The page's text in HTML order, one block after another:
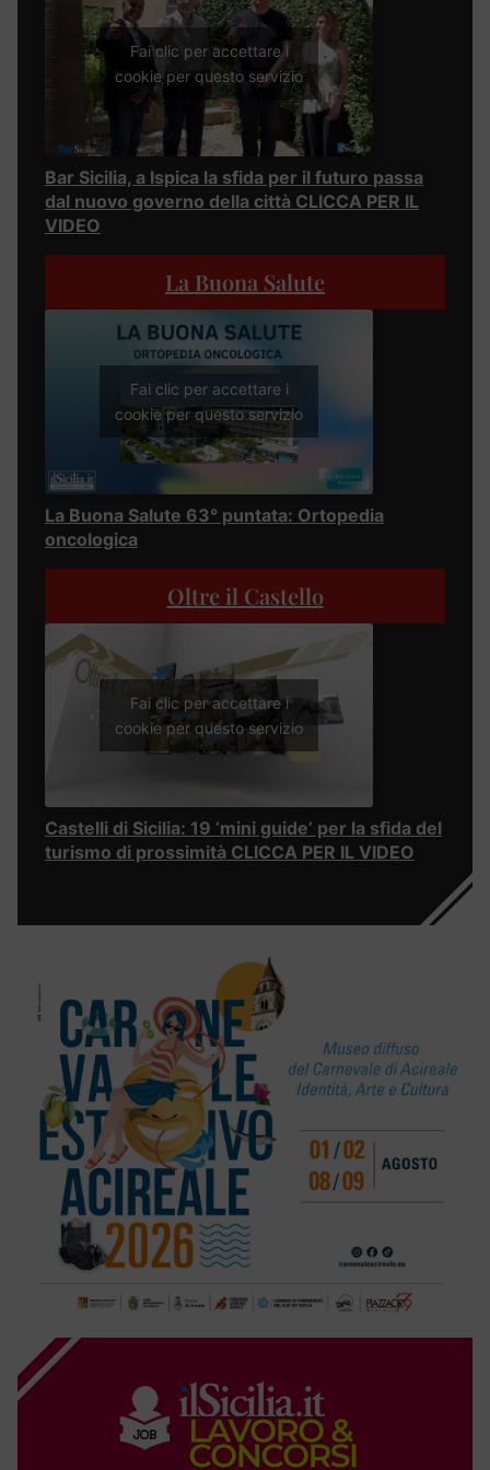
Fai clic per accettare i
cookie per questo servizio
Bar Sicilia, a Ispica la sfida per il futuro passa
dal nuovo governo della città CLICCA PER IL
VIDEO
La Buona Salute
Fai clic per accettare i
cookie per questo servizio
La Buona Salute 63° puntata: Ortopedia
oncologica
Oltre il Castello
Fai clic per accettare i
cookie per questo servizio
Castelli di Sicilia: 19 ‘mini guide’ per la sfida del
turismo di prossimità CLICCA PER IL VIDEO